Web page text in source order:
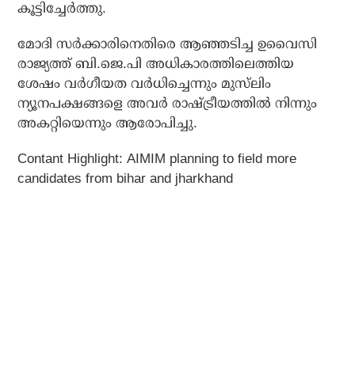
കൂട്ടിച്ചേർത്തു.
മോദി സർക്കാരിനെതിരെ ആഞ്ഞടിച്ച ഉവൈസി
രാജ്യത്ത് ബി.ജെ.പി അധികാരത്തിലെത്തിയ
ശേഷം വർഗീയത വർധിച്ചെന്നും മുസ്‌ലിം
ന്യൂനപക്ഷങ്ങളെ അവർ രാഷ്ട്രീയത്തിൽ നിന്നും
അകറ്റിയെന്നും ആരോപിച്ചു.
Contant Highlight: AIMIM planning to field more
candidates from bihar and jharkhand